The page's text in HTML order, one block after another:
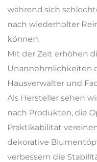
während sich
nach wiederholter
können.
Mit der Zeit erhöhen
Unannehmlichkeiten
Hausverwalter und
Als Hersteller sehen
nach Produkten, die
Praktikabilität
dekorative
verbessern die